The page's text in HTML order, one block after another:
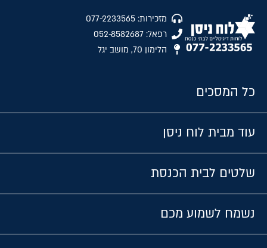
מזכירות: 077-2233565
רפאל: 052-8582687
הלימון 70, מושב יגל
כל המסכים
עוד מבית לוח ניסן
שלטים לבית הכנסת
נשמח לשמוע מכם